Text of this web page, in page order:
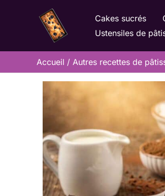
Cakes sucrés
Ustensiles de
Accueil Autres recettes de